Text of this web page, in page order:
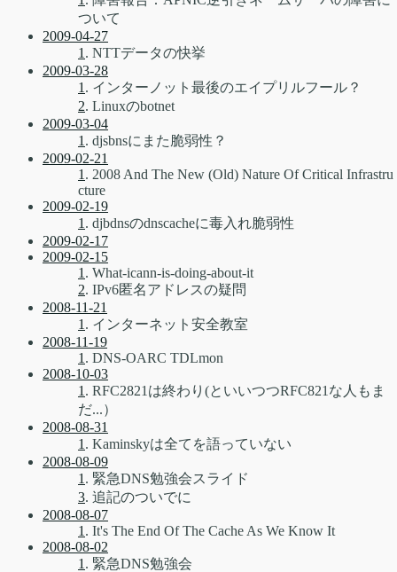
ついて
2009-04-27
1 . NTTデータの快挙
2009-03-28
1 . インターノット最後のエイプリルフール？
2. Linuxのbotnet
2009-03-04
1 . djsbnsにまた脆弱性？
2009-02-21
1 . 2008 And The New (Old) Nature Of Critical Infrastru
cture
2009-02-19
1 . djbdnsのdnscacheに毒入れ脆弱性
2009-02-17
2009-02-15
1 . What-icann-is-doing-about-it
2. IPv6匿名アドレスの疑問
2008-11-21
1 . インターネット安全教室
2008-11-19
1 . DNS-OARC TDLmon
2008-10-03
1 . RFC2821は終わり(といいつつRFC821な人もま
だ...）
2008-08-31
1 . Kaminskyは全てを語っていない
2008-08-09
1 . 緊急DNS勉強会スライド
3. 追記のついでに
2008-08-07
1 . It's The End Of The Cache As We Know It
2008-08-02
1 . 緊急DNS勉強会